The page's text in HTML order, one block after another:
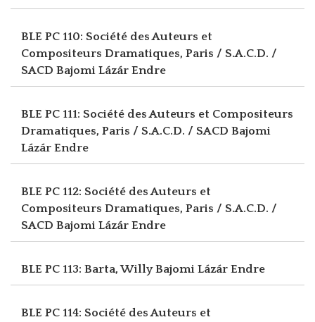
BLE PC 110: Société des Auteurs et
Compositeurs Dramatiques, Paris / S.A.C.D. /
SACD Bajomi Lázár Endre
BLE PC 111: Société des Auteurs et Compositeurs
Dramatiques, Paris / S.A.C.D. / SACD Bajomi
Lázár Endre
BLE PC 112: Société des Auteurs et
Compositeurs Dramatiques, Paris / S.A.C.D. /
SACD Bajomi Lázár Endre
BLE PC 113: Barta, WillyBajomi Lázár Endre
BLE PC 114: Société des Auteurs et